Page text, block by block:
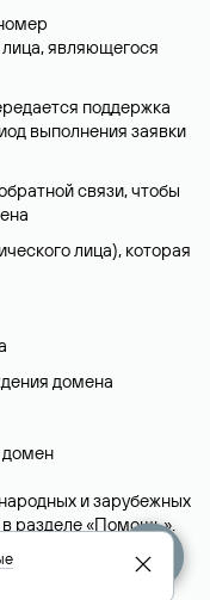
являющегося
поддержка
выполнения заявки
связи, чтобы
лица), которая
домена
домен
и зарубежных
разделе «Помощь».